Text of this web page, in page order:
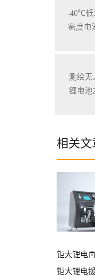
-40℃低
密度电
测绘无
锂电池
相关文
钜大锂电
钜大锂电